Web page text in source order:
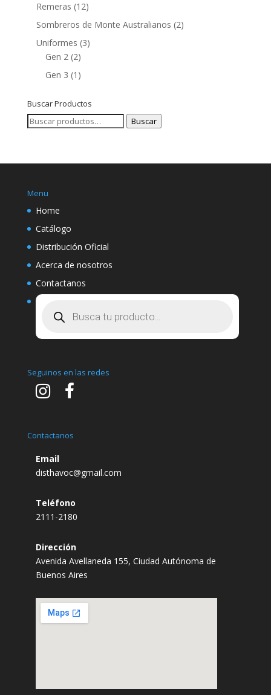
Remeras (12)
Sombreros de Monte Australianos (2)
Uniformes (3)
Gen 2 (2)
Gen 3 (1)
Buscar Productos
Buscar
Buscar
Menu
Home
Catálogo
Distribución Oficial
Acerca de nosotros
Contactanos
Seguinos en las redes
Contactanos
Email
disthavoc@gmail.com
Teléfono
2111-2180
Dirección
Avenida Avellaneda 155, Ciudad Autónoma de
Buenos Aires